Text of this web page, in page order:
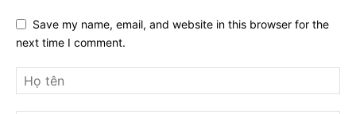
Save my name, email, and website in this browser for the
next time I comment.